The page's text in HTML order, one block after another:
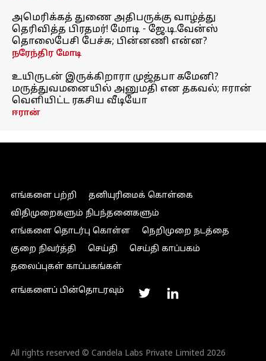
அமெரிக்கத் துணை அதிபருக்கு வாழ்த்து
தெரிவித்த பிரதமர்! மோடி - ஜே.டி.வேன்ஸ்
தொலைபேசி பேச்சு; பின்னணி என்ன?
நரேந்திர மோடி
உயிருடன் இருக்கிறாரா முஜ்தபா கமேனி?
மருத்துவமனையில் அனுமதி என தகவல்; ஈரான்
வெளியிட்ட ரகசிய வீடியோ
ஈரான்
எங்களை பற்றி
தனியுரிமைக் கொள்கை
விதிமுறைகளும் நிபந்தனைகளும்
எங்களை தொடர்பு கொள்ள
நெறிமுறை நடத்தை
குறை நிவர்த்தி
செய்தி
செய்தி காப்பகம்
தலைப்புகள் காப்பகங்கள்
எங்களைப் பின்தொடரவும்
All rights reserved © Candela Labs Private Limited 2026